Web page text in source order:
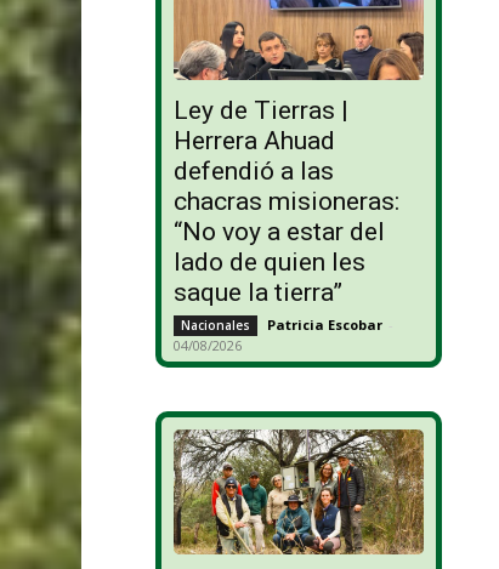
Ley de Tierras |
Herrera Ahuad
defendió a las
chacras misioneras:
“No voy a estar del
lado de quien les
saque la tierra”
Nacionales Patricia Escobar -
04/08/2026